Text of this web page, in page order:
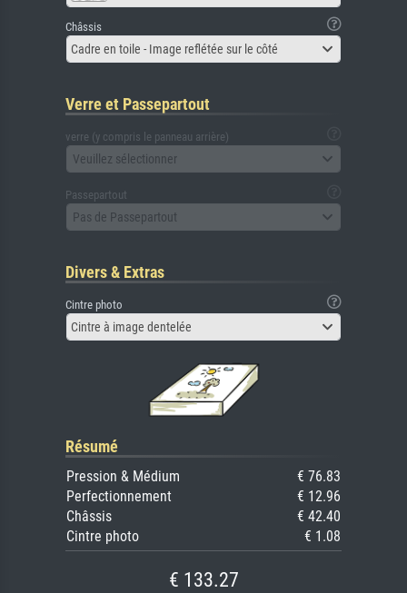
Châssis
Cadre en toile - Image reflétée sur le côté
Verre et Passepartout
verre (y compris le panneau arrière)
Veuillez sélectionner
Passepartout
Pas de Passepartout
Divers & Extras
Cintre photo
Cintre à image dentelée
Résumé
Pression & Médium
€ 76.83
Perfectionnement
€ 12.96
Châssis
€ 42.40
Cintre photo
€ 1.08
€ 133.27